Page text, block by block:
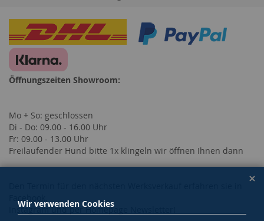
Öffnungszeiten Showroom:
Mo + So: geschlossen
Di - Do: 09.00 - 16.00 Uhr
Fr: 09.00 - 13.00 Uhr
Freilaufender Hund bitte 1x klingeln wir öffnen Ihnen dann
Facebook,
Instagram und per Homepage Newsletter!
Wir verwenden Cookies